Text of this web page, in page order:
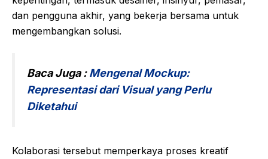
dan pengguna akhir, yang bekerja bersama untuk
mengembangkan solusi.
Baca Juga :Mengenal Mockup:
Representasi dari Visual yang Perlu
Diketahui
Kolaborasi tersebut memperkaya proses kreatif